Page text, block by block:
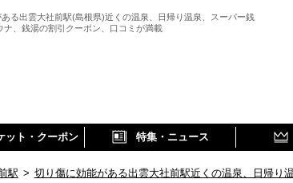
る出雲大社前駅(島根県)近くの温泉、日帰り温泉、スーパー銭
ナ、銭湯の割引クーポン、口コミが満載
ット・クーポン 特集・ニュース
駅 > 切り傷に効能がある出雲大社前駅近くの温泉、日帰り